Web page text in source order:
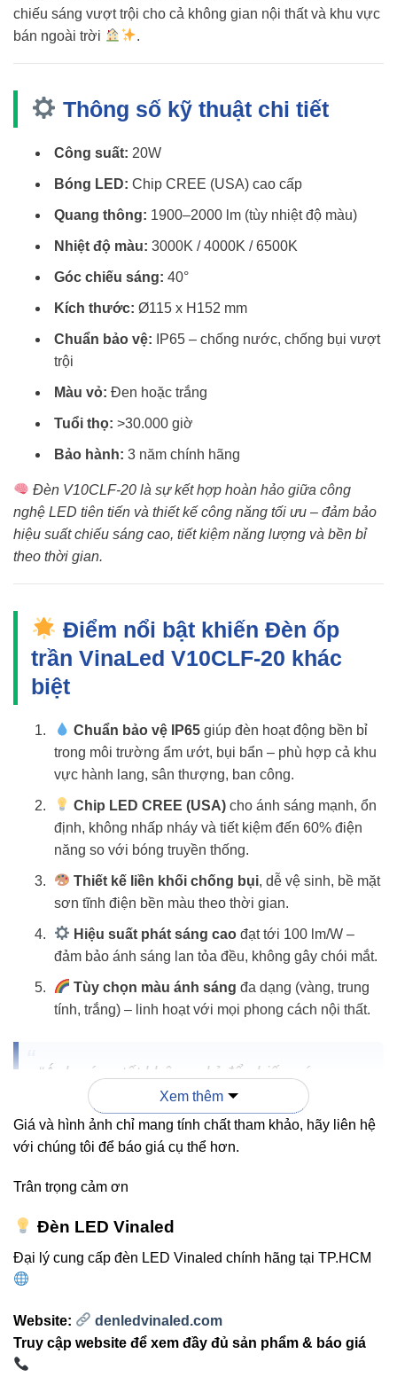
chiếu sáng vượt trội cho cả không gian nội thất và khu vực
bán ngoài trời
.
Thông số kỹ thuật chi tiết
Công suất: 20W
Bóng LED: Chip CREE (USA) cao cấp
Quang thông: 1900–2000 lm (tùy nhiệt độ màu)
Nhiệt độ màu: 3000K / 4000K / 6500K
Góc chiếu sáng: 40°
Kích thước: Ø115 x H152 mm
Chuẩn bảo vệ: IP65 – chống nước, chống bụi vượt
trội
Màu vỏ: Đen hoặc trắng
Tuổi thọ: >30.000 giờ
Bảo hành: 3 năm chính hãng
Đèn V10CLF-20 là sự kết hợp hoàn hảo giữa công
nghệ LED tiên tiến và thiết kế công năng tối ưu – đảm bảo
hiệu suất chiếu sáng cao, tiết kiệm năng lượng và bền bỉ
theo thời gian.
Điểm nổi bật khiến Đèn ốp
trần VinaLed V10CLF-20 khác
biệt
Chuẩn bảo vệ IP65 giúp đèn hoạt động bền bỉ
trong môi trường ẩm ướt, bụi bẩn – phù hợp cả khu
vực hành lang, sân thượng, ban công.
Chip LED CREE (USA) cho ánh sáng mạnh, ổn
định, không nhấp nháy và tiết kiệm đến 60% điện
năng so với bóng truyền thống.
Thiết kế liền khối chống bụi, dễ vệ sinh, bề mặt
sơn tĩnh điện bền màu theo thời gian.
Hiệu suất phát sáng cao đạt tới 100 lm/W –
đảm bảo ánh sáng lan tỏa đều, không gây chói mắt.
Tùy chọn màu ánh sáng đa dạng (vàng, trung
tính, trắng) – linh hoạt với mọi phong cách nội thất.
“Ánh sáng tốt không chỉ để chiếu sáng –
mà còn để tôn vinh không gian sống của
bạn.”
VinaLedluôn đặt yếu tố thẩm mỹ
và hiệu quả lên hàng đầu.
Ứng dụng linh hoạt trong
Đèn ốp trần V10CLF-20 20Wphù hợp cho nhiều khu vực
khác nhau nhờ thiết kế chắc chắn và ánh sáng dễ chịu:
Xem thêm
Giá và hình ảnh chỉ mang tính chất tham khảo, hãy liên hệ
với chúng tôi để báo giá cụ thể hơn.
Trân trọng cảm ơn
Đèn LED Vinaled
Đại lý cung cấp đèn LED Vinaled chính hãng tại TP.HCM
Website:
denledvinaled.com
Truy cập website để xem đầy đủ sản phẩm & báo giá